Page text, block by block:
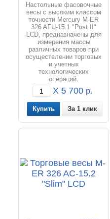
Настольные фасовочные
весы с высоким классом
точности Mercury M-ER
326 AFU-15.1 "Post II"
LCD, предназначены для
измерения массы
различных товаров при
осуществлении торговых
и учетных
технологических
операций.
X 5 700 р.
За 1 клик